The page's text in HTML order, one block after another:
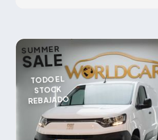
SUMMER
SALE
TODO EL
STOCK
REBAJADO